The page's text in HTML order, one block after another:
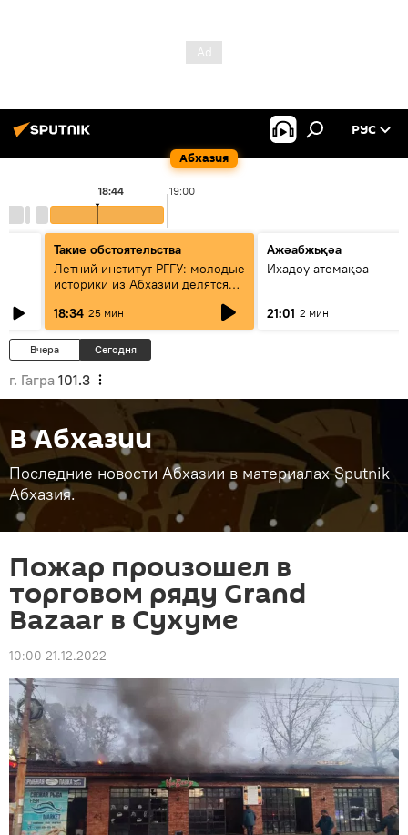
Абхазия
РУС
19:00
18:44
Такие обстоятельства
Летний институт РГГУ: молодые
историки из Абхазии делятся
18:34 25 мин
Ажәабжьқәа
Ихадоу атемақәа
21:01 2 мин
Вчера Сегодня
г. Гагра 101.3
В Абхазии
Последние новости Абхазии в материалах Sputnik
Абхазия.
Пожар произошел в
торговом ряду Grand
Bazaar в Сухуме
10:00 21.12.2022